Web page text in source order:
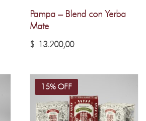
Pampa – Blend con Yerba
Mate
$13.200,00
15% OFF